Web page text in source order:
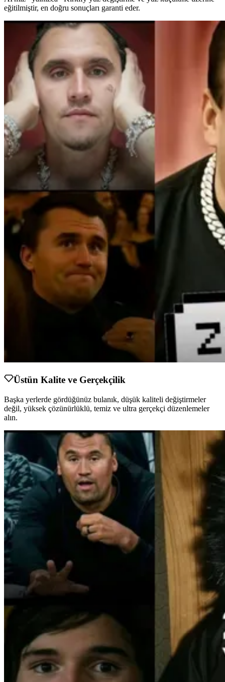
eğitilmiştir, en doğru sonuçları garanti eder.
Üstün Kalite ve Gerçekçilik
Başka yerlerde gördüğünüz bulanık, düşük kaliteli değiştirmeler
değil, yüksek çözünürlüklü, temiz ve ultra gerçekçi düzenlemeler
alın.